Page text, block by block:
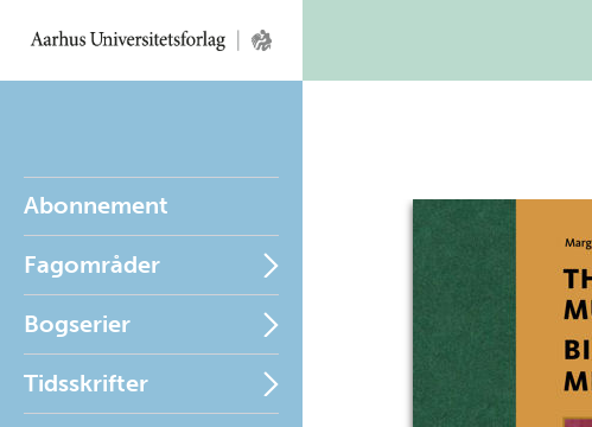
Abonnement
Fagområder
Bogserier
Tidsskrifter